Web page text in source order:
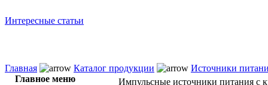
Интересные статьи
Главная Каталог продукции
Источники
Главное меню
Импульсные источники питания с